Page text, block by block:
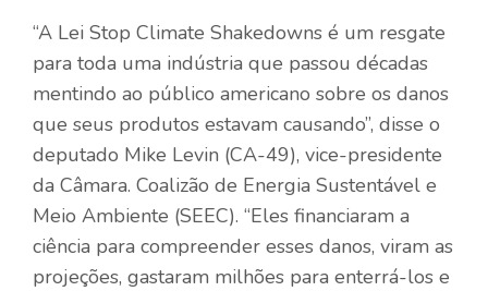
“A Lei Stop Climate Shakedowns é um resgate
para toda uma indústria que passou décadas
mentindo ao público americano sobre os danos
que seus produtos estavam causando”, disse o
deputado Mike Levin (CA-49), vice-presidente
da Câmara. Coalizão de Energia Sustentável e
Meio Ambiente (SEEC). “Eles financiaram a
ciência para compreender esses danos, viram as
projeções, gastaram milhões para enterrá-los e